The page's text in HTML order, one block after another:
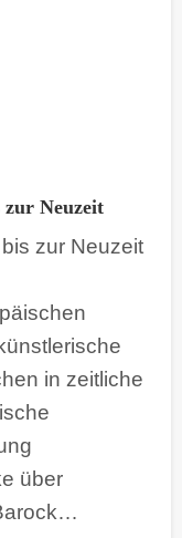
Neuzeit
zur Neuzeit
in zeitliche
über